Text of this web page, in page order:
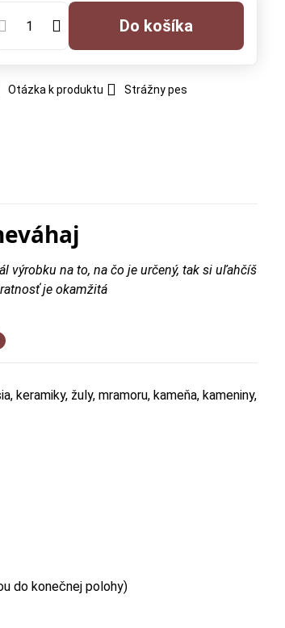
Do košíka
Otázka k produktu
Strážny pes
výrobku na to, na čo je určený, tak si uľahčíš
je okamžitá
žuly, mramoru, kameňa, kameniny,
do konečnej polohy)